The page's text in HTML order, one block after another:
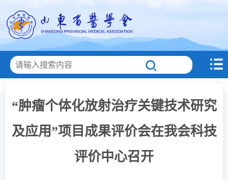
“肿瘤个体化放射治疗关键技术研究
及应用”项目成果评价会在我会科技
评价中心召开